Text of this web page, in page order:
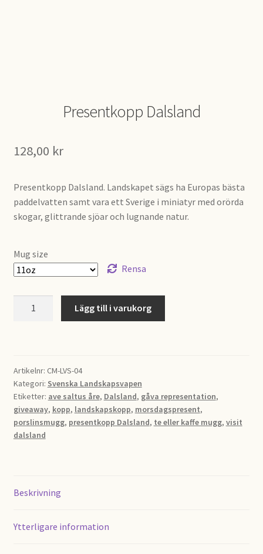
Presentkopp Dalsland
128,00 kr
Presentkopp Dalsland. Landskapet sägs ha Europas bästa
paddelvatten samt vara ett Sverige i miniatyr med orörda
skogar, glittrande sjöar och lugnande natur.
Mug size
Rensa
Lägg till i varukorg
Artikelnr: CM-LVS-04
Kategori: Svenska Landskapsvapen
Etiketter: ave saltus åre, Dalsland, gåva representation,
giveaway, kopp, landskapskopp, morsdagspresent,
porslinsmugg, presentkopp Dalsland, te eller kaffe mugg, visit
dalsland
Beskrivning
Ytterligare information